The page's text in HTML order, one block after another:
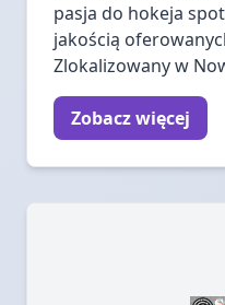
pasja do hokeja
jakością
Zlokalizowany w
Zobacz więcej